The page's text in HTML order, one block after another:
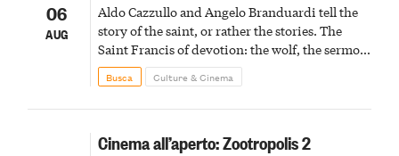
06
AUG
Aldo Cazzullo and Angelo Branduardi tell the
story of the saint, or rather the stories. The
Saint Francis of devotion: the wolf, the sermon
to the birds, the stigmata
Busca Culture & Cinema
Cinema all’aperto: Zootropolis 2